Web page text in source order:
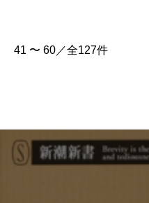
41 〜 60／全127件